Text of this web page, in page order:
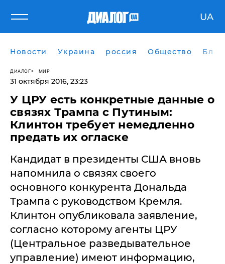
UA
Новости Украина россия Общество
ДИАЛОГ МИР
31 октября 2016, 23:23
У ЦРУ есть конкретные данные о
связях Трампа с Путиным:
Клинтон требует немедленно
предать их огласке
Кандидат в президенты США вновь
напомнила о связях своего
основного конкурента Дональда
Трампа с руководством Кремля.
Клинтон опубликовала заявление,
согласно которому агенты ЦРУ
(Центральное разведывательное
управление) имеют информацию,